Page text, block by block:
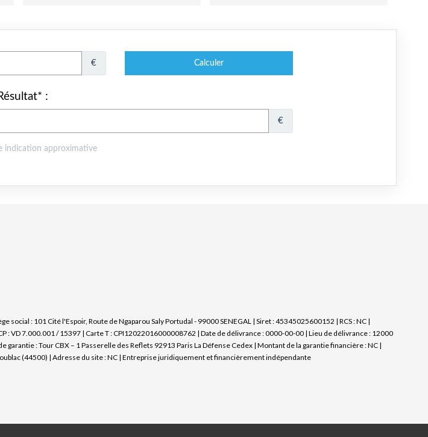
social : 101 Cité l'Espoir, Route de Ngaparou Saly Portudal - 99000 SENEGAL | Siret : 45345025600152 | RCS : NC |
: VD 7.000.001 / 15397 | Carte T : CPI12022016000008762 | Date de délivrance : 0000-00-00 | Lieu de délivrance : 12000
garantie : Tour CBX – 1 Passerelle des Reflets 92913 Paris La Défense Cedex | Montant de la garantie financière : NC |
(44500) | Adresse du site : NC | Entreprise juridiquement et financièrement indépendante